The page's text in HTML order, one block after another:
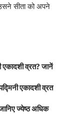
सीता को अपने
व्रत? जानें
एकादशी व्रत
ज्येष्ठ अधिक